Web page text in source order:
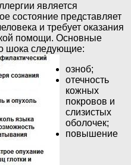
является
состояние представляет
и требует оказания
помощи. Основные
шока следующие:
озноб;
отечность
кожных
покровов и
слизистых
оболочек;
повышение